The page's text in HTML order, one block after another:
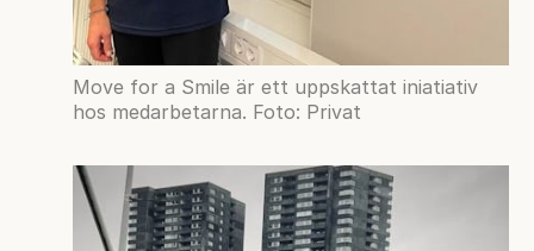
Move for a Smile är ett uppskattat iniatiativ
hos medarbetarna. Foto: Privat